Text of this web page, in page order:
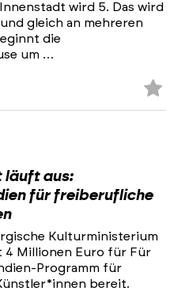
wird 5. Das wird
gleich an mehreren
die
um …
läuft aus:
für freiberufliche
Kulturministerium
4 Millionen Euro für Für
Programm für
bereit.